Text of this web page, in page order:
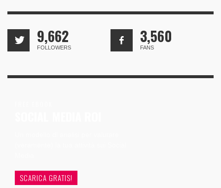
9,662
FOLLOWERS
3,560
FANS
SCARICA GRATIS!